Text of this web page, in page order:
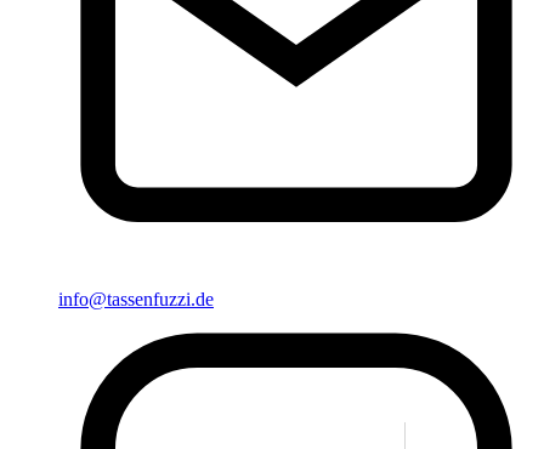
info@tassenfuzzi.de